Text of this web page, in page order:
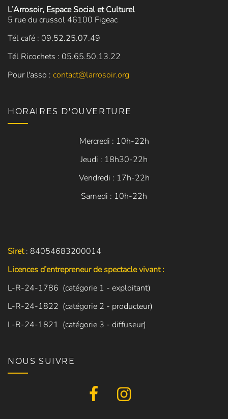
L’Arrosoir, Espace Social et Culturel
5 rue du crussol 46100 Figeac
Tél café : 09.52.25.07.49
Tél Ricochets : 05.65.50.13.22
Pour l'asso : contact@larrosoir.org
HORAIRES D'OUVERTURE
Mercredi : 10h-22h
Jeudi : 18h30-22h
Vendredi : 17h-22h
Samedi : 10h-22h
Siret: 84054683200014
Licences d’entrepreneur de spectacle vivant :
L-R-24-1786 (catégorie 1 - exploitant)
L-R-24-1822 (catégorie 2 - producteur)
L-R-24-1821 (catégorie 3 - diffuseur)
NOUS SUIVRE